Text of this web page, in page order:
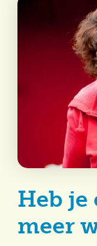
Heb je
meer